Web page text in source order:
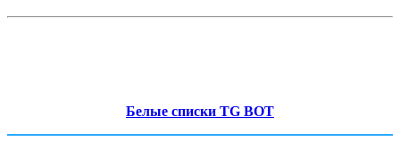
Белые списки TG BOT